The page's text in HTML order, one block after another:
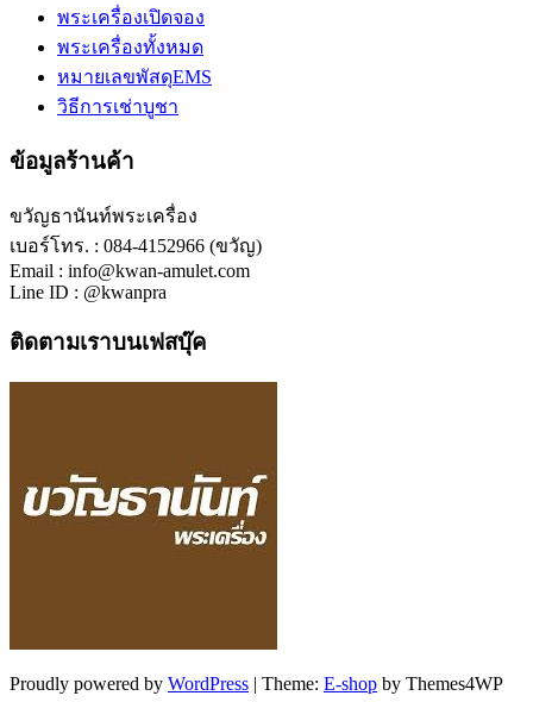
พระเครื่องเปิดจอง
พระเครื่องทั้งหมด
หมายเลขพัสดุEMS
วิธีการเช่าบูชา
ข้อมูลร้านค้า
ขวัญธานันท์พระเครื่อง
เบอร์โทร. : 084-4152966 (ขวัญ)
Email : info@kwan-amulet.com
Line ID : @kwanpra
ติดตามเราบนเฟสบุ๊ค
Proudly powered by WordPress | Theme: E-shop by Themes4WP